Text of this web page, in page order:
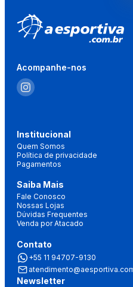
Acompanhe-nos
Institucional
Quem Somos
Política de privacidade
Pagamentos
Saiba Mais
Fale Conosco
Nossas Lojas
Dúvidas Frequentes
Venda por Atacado
Contato
+55 11 94707-9130
Newsletter